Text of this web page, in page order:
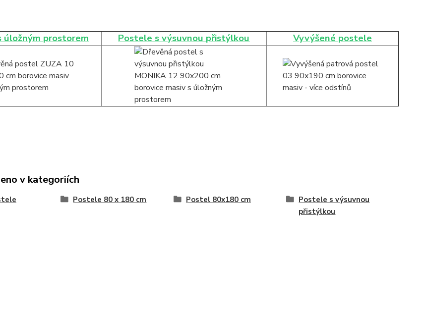
úložným prostorem Postele s výsuvnou přistýlkou Vyvýšené postele
v kategoriích
Postele 80 x 180 cm Postel 80x180 cm
Postele s výsuvnou
přistýlkou